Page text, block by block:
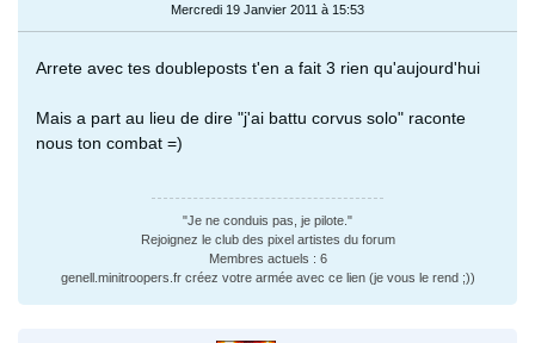
Mercredi 19 Janvier 2011 à 15:53
Arrete avec tes doubleposts t'en a fait 3 rien qu'aujourd'hui
Mais a part au lieu de dire "j'ai battu corvus solo" raconte
nous ton combat =)
"Je ne conduis pas, je pilote."
Rejoignez le club des pixel artistes du forum
Membres actuels : 6
genell.minitroopers.fr créez votre armée avec ce lien (je vous le rend ;))